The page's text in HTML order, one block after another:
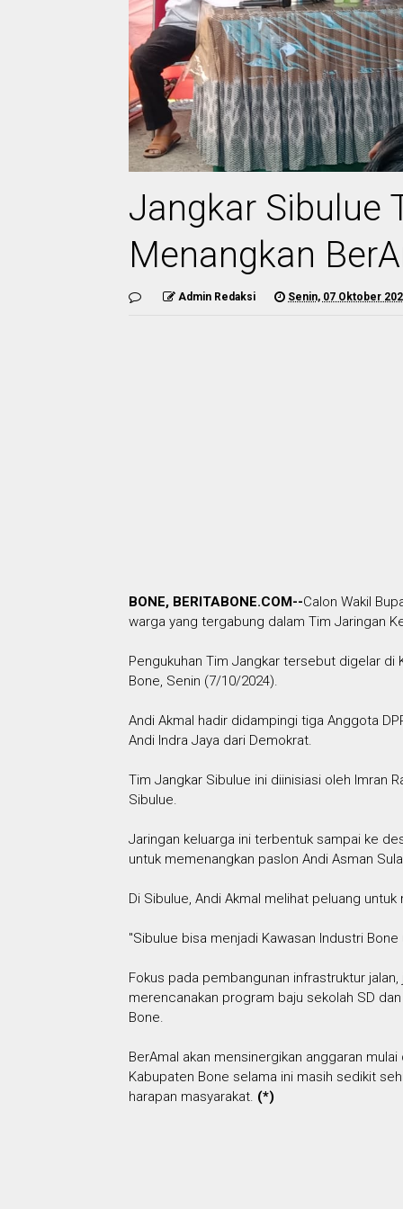
Jangkar Sibulue
Menangkan
Admin Redaksi Senin, 07 Oktober
BONE, BERITABONE.COM--Calon Wakil
warga yang tergabung dalam Tim Jaringan
Pengukuhan Tim Jangkar tersebut digelar di
Bone, Senin (7/10/2024).
Andi Akmal hadir didampingi tiga Anggota
Andi Indra Jaya dari Demokrat.
Tim Jangkar Sibulue ini diinisiasi oleh Imran
Sibulue.
Jaringan keluarga ini terbentuk sampai ke
untuk memenangkan paslon Andi Asman
Di Sibulue, Andi Akmal melihat peluang
"Sibulue bisa menjadi Kawasan Industri
Fokus pada pembangunan infrastruktur
merencanakan program baju sekolah SD
Bone.
BerAmal akan mensinergikan anggaran
Kabupaten Bone selama ini masih sedikit
harapan masyarakat. (*)